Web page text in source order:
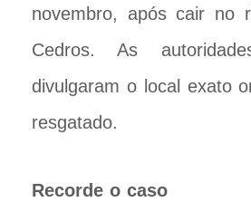
novembro, após cair no
Cedros. As
divulgaram o local exato
resgatado.
Recorde o caso